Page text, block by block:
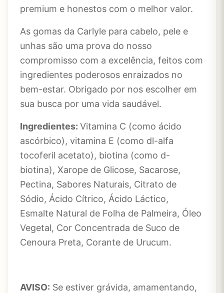
premium e honestos com o melhor valor.
As gomas da Carlyle para cabelo, pele e
unhas são uma prova do nosso
compromisso com a excelência, feitos com
ingredientes poderosos enraizados no
bem-estar. Obrigado por nos escolher em
sua busca por uma vida saudável.
Ingredientes: Vitamina C (como ácido
ascórbico), vitamina E (como dl-alfa
tocoferil acetato), biotina (como d-
biotina), Xarope de Glicose, Sacarose,
Pectina, Sabores Naturais, Citrato de
Sódio, Ácido Cítrico, Ácido Láctico,
Esmalte Natural de Folha de Palmeira, Óleo
Vegetal, Cor Concentrada de Suco de
Cenoura Preta, Corante de Urucum.
AVISO: Se estiver grávida, amamentando,